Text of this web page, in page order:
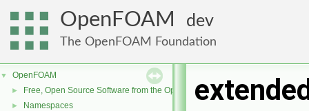
OpenFOAM dev
The OpenFOAM Foundation
▼ OpenFOAM
► Free, Open Source Software from the OpenFOAM Foundation
► Namespaces